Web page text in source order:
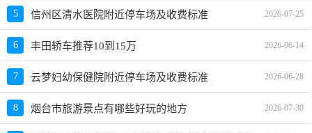
5 信州区清水医院附近停车场及收费标准 2026-07-25
6 丰田轿车推荐10到15万 2026-06-14
7 云梦妇幼保健院附近停车场及收费标准 2026-06-28
8 烟台市旅游景点有哪些好玩的地方 2026-07-30